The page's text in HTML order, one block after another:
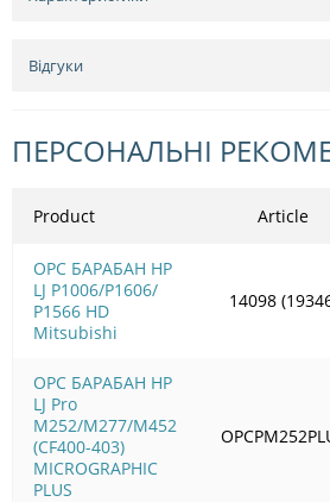
Відгуки
ПЕРСОНАЛЬНІ
Product
OPC БАРАБАН HP
LJ P1006/Р1606/
Р1566 HD
Mitsubishi
OPC БАРАБАН HP
LJ Pro
M252/M277/M452
(CF400-403)
MICROGRAPHIC
PLUS
Article
14098